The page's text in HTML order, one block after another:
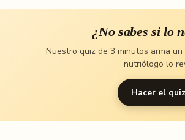
¿No sabes si lo
Nuestro quiz de 3 minutos arma
nutriólogo lo
Hacer el quiz